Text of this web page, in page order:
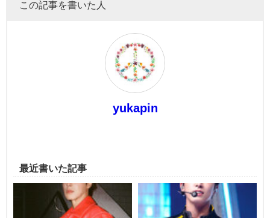
この記事を書いた人
yukapin
最近書いた記事